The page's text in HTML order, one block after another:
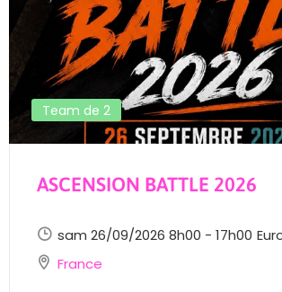
Team de 2
ASCENSION BATTLE 2026
sam 26/09/2026 8h00 - 17h00
France